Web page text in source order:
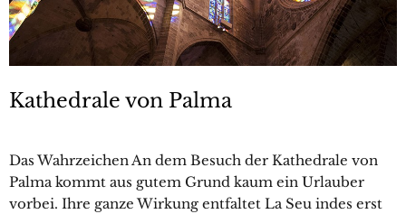
Kathedrale von Palma
Das Wahrzeichen An dem Besuch der Kathedrale von
Palma kommt aus gutem Grund kaum ein Urlauber
vorbei. Ihre ganze Wirkung entfaltet La Seu indes erst